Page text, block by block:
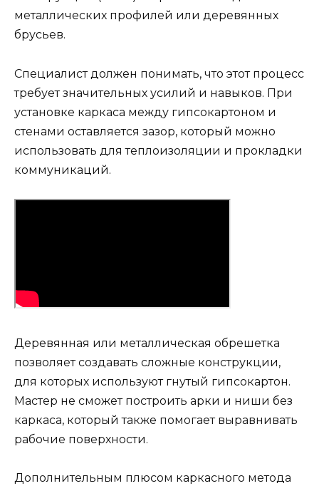
металлических профилей или деревянных
брусьев.
Специалист должен понимать, что этот процесс
требует значительных усилий и навыков. При
установке каркаса между гипсокартоном и
стенами оставляется зазор, который можно
использовать для теплоизоляции и прокладки
коммуникаций.
Деревянная или металлическая обрешетка
позволяет создавать сложные конструкции,
для которых используют гнутый гипсокартон.
Мастер не сможет построить арки и ниши без
каркаса, который также помогает выравнивать
рабочие поверхности.
Дополнительным плюсом каркасного метода